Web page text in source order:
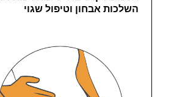
השלכות אבחון וטיפול שגוי